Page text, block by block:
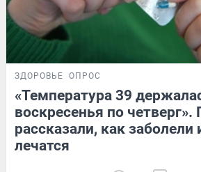
ЗДОРОВЬЕ ОПРОС
«Температура 39
воскресенья по
рассказали, как заболели
лечатся